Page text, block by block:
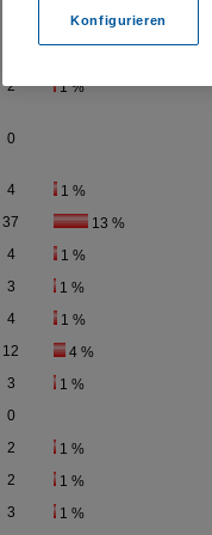
2 1 %
0
4 1 %
37 13 %
4 1 %
3 1 %
4 1 %
12 4 %
3 1 %
0
2 1 %
2 1 %
3 1 %
Konfigurieren